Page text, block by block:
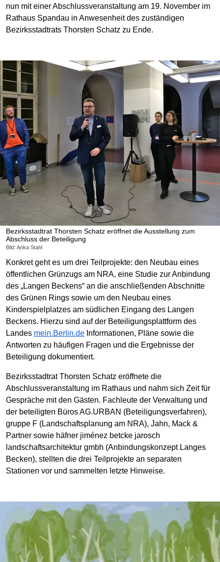
nun mit einer Abschlussveranstaltung am 19. November im
Rathaus Spandau in Anwesenheit des zuständigen
Bezirksstadtrats Thorsten Schatz zu Ende.
Bezirksstadtrat Thorsten Schatz eröffnet die Ausstellung zum
Abschluss der Beteiligung
Bild: Anka Stahl
Konkret geht es um drei Teilprojekte: den Neubau eines
öffentlichen Grünzugs am NRA, eine Studie zur Anbindung
des „Langen Beckens“ an die anschließenden Abschnitte
des Grünen Rings sowie um den Neubau eines
Kinderspielplatzes am südlichen Eingang des Langen
Beckens. Hierzu sind auf der Beteiligungsplattform des
Landes mein.Berlin.de Informationen, Pläne sowie die
Antworten zu häufigen Fragen und die Ergebnisse der
Beteiligung dokumentiert.
Bezirksstadtrat Thorsten Schatz eröffnete die
Abschlussveranstaltung im Rathaus und nahm sich Zeit für
Gespräche mit den Gästen. Fachleute der Verwaltung und
der beteiligten Büros AG.URBAN (Beteiligungsverfahren),
gruppe F (Landschaftsplanung am NRA), Jahn, Mack &
Partner sowie häfner jiménez betcke jarosch
landschaftsarchitektur gmbh (Anbindungskonzept Langes
Becken), stellten die drei Teilprojekte an separaten
Stationen vor und sammelten letzte Hinweise.